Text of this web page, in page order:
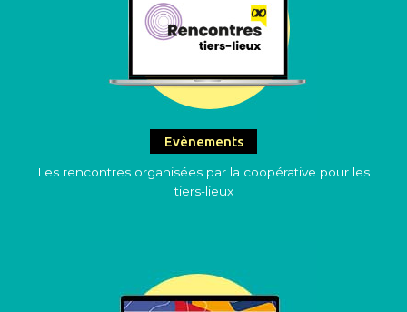
Evènements
Les rencontres organisées par la coopérative pour les
tiers-lieux